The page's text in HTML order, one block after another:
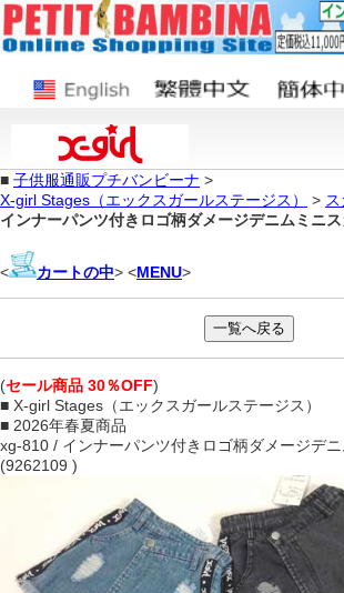
■ 子供服通販プチバンビーナ >
X-girl Stages（エックスガールステージス）
>
インナーパンツ付きロゴ柄ダメージデニムミニス
< カートの中> <MENU>
(セール商品 30％OFF)
■ X-girl Stages（エックスガールステージス）
■ 2026年春夏商品
xg-810 / インナーパンツ付きロゴ柄ダメージデニ
(9262109 )